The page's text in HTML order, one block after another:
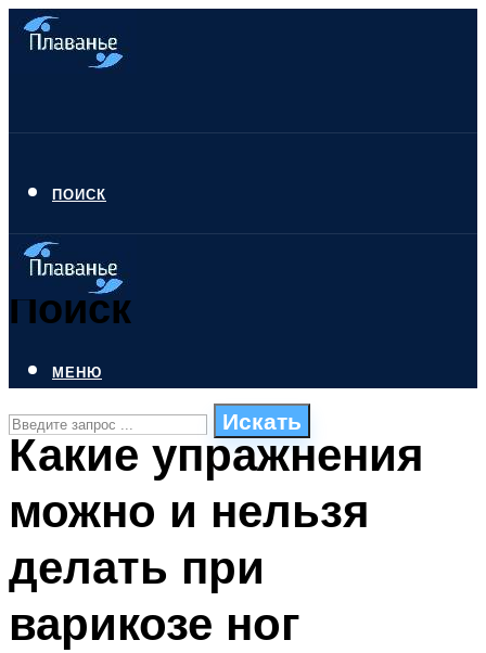
ПОИСК
Поиск
Искать
СТИЛИ ПЛАВАНЬЯ
ПЛАВАНЬЕ ДЛЯ ДЕТЕЙ
БАССЕЙН ДЛЯ ДОМА
МЕНЮ
Какие упражнения
можно и нельзя
делать при
варикозе ног